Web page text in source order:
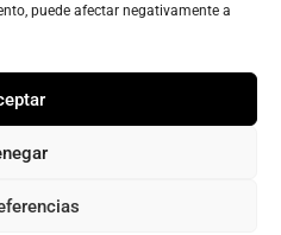
puede afectar negativamente a
S.L. Depósito Legal: V-151-